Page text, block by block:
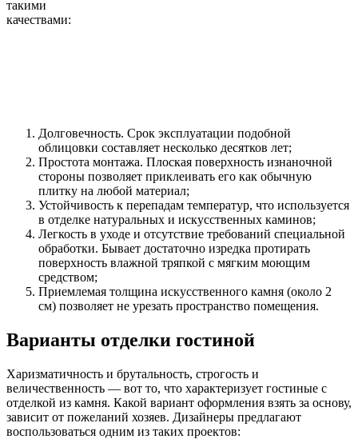
такими
качествами:
Долговечность. Срок эксплуатации подобной
облицовки составляет несколько десятков лет;
Простота монтажа. Плоская поверхность изнаночной
стороны позволяет приклеивать его как обычную
плитку на любой материал;
Устойчивость к перепадам температур, что используется
в отделке натуральных и искусственных каминов;
Легкость в уходе и отсутствие требований специальной
обработки. Бывает достаточно изредка протирать
поверхность влажной тряпкой с мягким моющим
средством;
Приемлемая толщина искусственного камня (около 2
см) позволяет не урезать пространство помещения.
Варианты отделки гостиной
Харизматичность и брутальность, строгость и
величественность — вот то, что характеризует гостиные с
отделкой из камня. Какой вариант оформления взять за основу,
зависит от пожеланий хозяев. Дизайнеры предлагают
воспользоваться одним из таких проектов: